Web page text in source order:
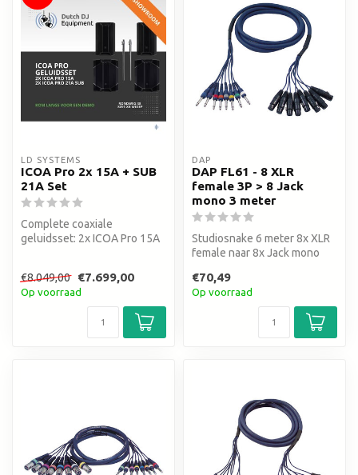
LD SYSTEMS
ICOA Pro 2x 15A + SUB
21A Set
Complete coaxiale
geluidsset: 2x ICOA Pro 15A
€8.049,00
€7.699,00
Op voorraad
DAP
DAP FL61 - 8 XLR
female 3P > 8 Jack
mono 3 meter
Studiosnake 6 meter 8x XLR
female naar 8x Jack mono
€70,49
Op voorraad